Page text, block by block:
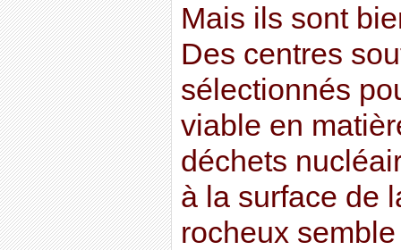
Mais ils sont
Des centres
sélectionnés
viable en
déchets
à la surface de
rocheux